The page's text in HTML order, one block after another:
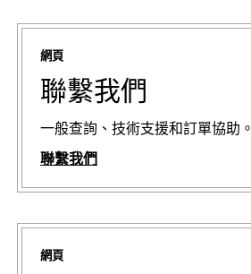
網頁
聯繫我們
一般查詢、技術支援和訂單協助。
聯繫我們
網頁